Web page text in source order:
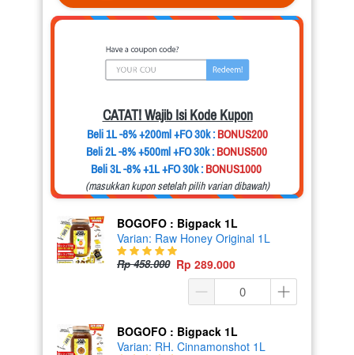
CATAT! Wajib Isi Kode Kupon
Beli 1L -8% +200ml +FO 30k :BONUS200
Beli 2L -8% +500ml +FO 30k :BONUS500
Beli 3L -8% +1L +FO 30k :BONUS1000
(masukkan kupon setelah pilih varian dibawah)
BOGOFO : Bigpack 1L
Varian: Raw Honey Original 1L
Rp 458.000 Rp 289.000
BOGOFO : Bigpack 1L
Varian: RH. Cinnamonshot 1L